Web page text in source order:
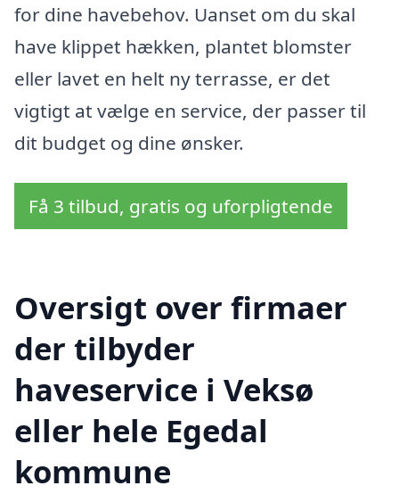
for dine havebehov. Uanset om du skal
have klippet hækken, plantet blomster
eller lavet en helt ny terrasse, er det
vigtigt at vælge en service, der passer til
dit budget og dine ønsker.
Få 3 tilbud, gratis og uforpligtende
Oversigt over firmaer
der tilbyder
haveservice i Veksø
eller hele Egedal
kommune